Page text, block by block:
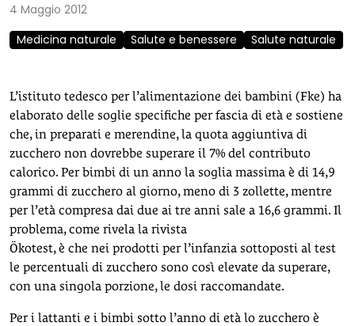
4 Maggio 2012
Medicina naturale
Salute e benessere Salute naturale
L’istituto tedesco per l’alimentazione dei bambini (Fke) ha
elaborato delle soglie specifiche per fascia di età e sostiene
che, in preparati e merendine, la quota aggiuntiva di
zucchero non dovrebbe superare il 7% del contributo
calorico. Per bimbi di un anno la soglia massima è di 14,9
grammi di zucchero al giorno, meno di 3 zollette, mentre
per l’età compresa dai due ai tre anni sale a 16,6 grammi. Il
problema, come rivela la rivista
Ökotest, è che nei prodotti per l’infanzia sottoposti al test
le percentuali di zucchero sono così elevate da superare,
con una singola porzione, le dosi raccomandate.
Per i lattanti e i bimbi sotto l’anno di età lo zucchero è